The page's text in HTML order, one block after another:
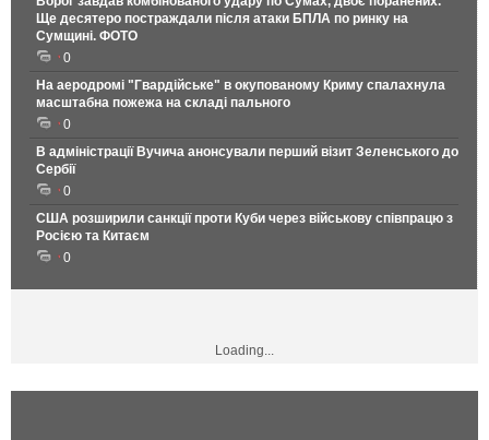
Ще десятеро постраждали після атаки БПЛА по ринку на
Сумщині. ФОТО
0
На аеродромі "Гвардійське" в окупованому Криму спалахнула
масштабна пожежа на складі пального
0
В адміністрації Вучича анонсували перший візит Зеленського до
Сербії
0
США розширили санкції проти Куби через військову співпрацю з
Росією та Китаєм
0
Loading...